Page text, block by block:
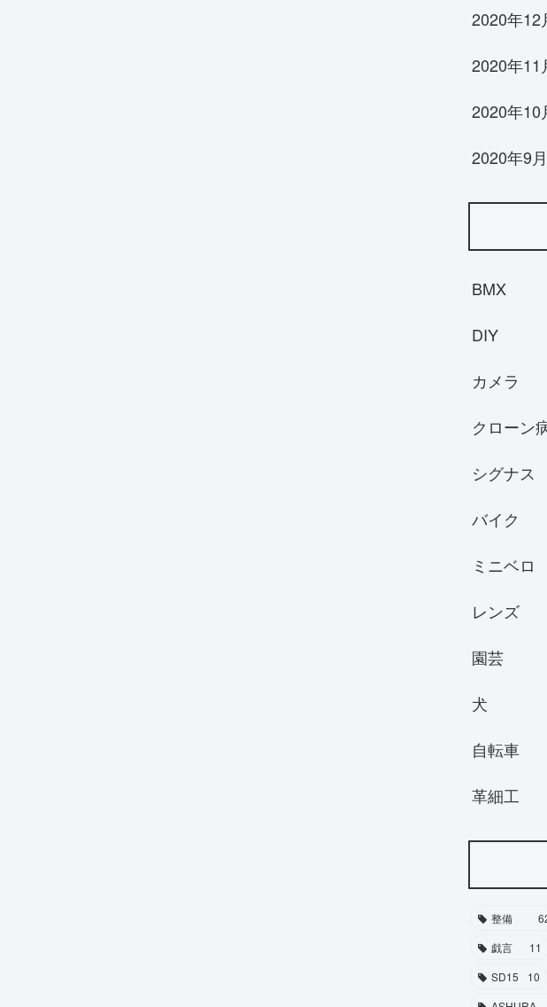
2020年12
2020年11
2020年10
2020年9月
BMX
DIY
カメラ
クローン
シグナス
バイク
ミニベロ
レンズ
園芸
犬
自転車
革細工
整備
戯言
11
SD15
10